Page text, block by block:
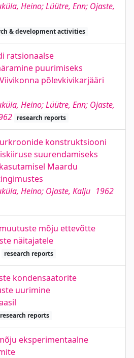
Heino; Lüütre, Enn; Ojaste,
& development activities
ratsionaalse
puurimiseks
põlevkivikarjääri
Heino; Lüütre, Enn; Ojaste,
research reports
konstruktsiooni
suurendamiseks
Maardu
Heino; Ojaste, Kalju 1962
mõju ettevõtte
näitajatele
research reports
kondensaatorite
uurimine
research reports
eksperimentaalne